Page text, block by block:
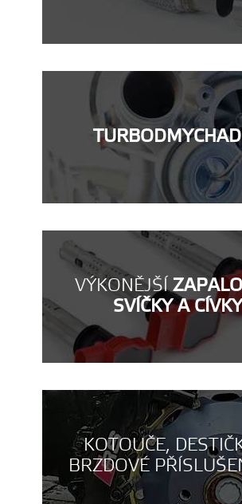
VÝKONĚJŠÍ
SVÍČKY A
KOTOUČE,
BRZDOVÉ